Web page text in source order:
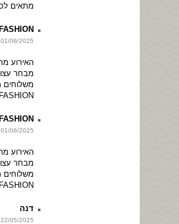
מתאים לכולם מגיל
01/06/2025 19:11:16
מבחר
משלוחים
01/06/2025 19:11:16
מבחר
משלוחים
דנה
22/05/2025 18:11:29